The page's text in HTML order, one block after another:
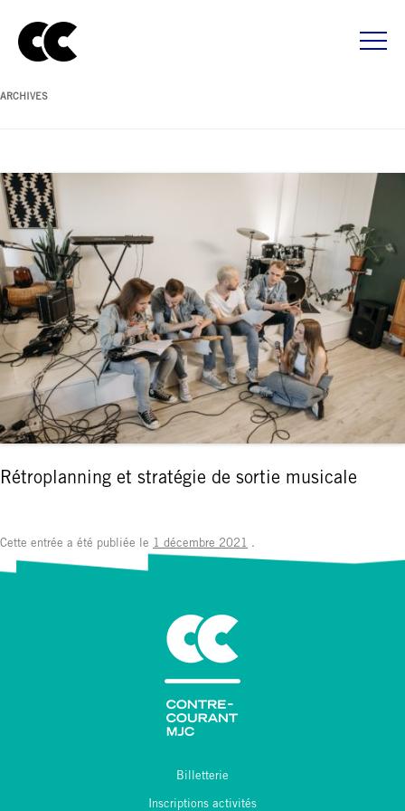
ARCHIVES
Rétroplanning et stratégie de sortie musicale
Cette entrée a été publiée le 1 décembre 2021 .
Billetterie
Inscriptions activités